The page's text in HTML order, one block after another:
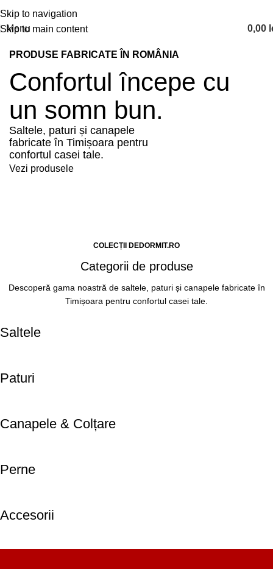
Skip to navigation
Skip to main content
Menu 0,00
PRODUSE FABRICATE ÎN ROMÂNIA
Confortul începe cu
un somn bun.
Saltele, paturi și canapele
fabricate în Timișoara pentru
confortul casei tale.
Vezi produsele
COLECȚII DEDORMIT.RO
Categorii de produse
Descoperă gama noastră de saltele, paturi și canapele fabricate în
Timișoara pentru confortul casei tale.
Saltele
Paturi
Canapele & Colțare
Perne
Accesorii